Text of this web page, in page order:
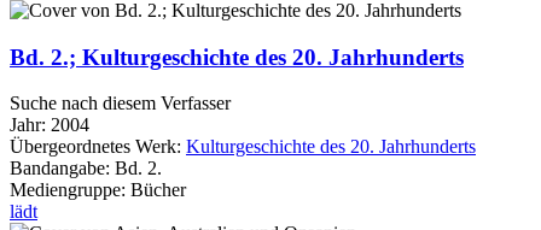
Bd. 2.; Kulturgeschichte des 20. Jahrhunderts
Suche nach diesem Verfasser
Jahr: 2004
Übergeordnetes Werk: Kulturgeschichte des 20. Jahrhunderts
Bandangabe: Bd. 2.
Mediengruppe: Bücher
lädt